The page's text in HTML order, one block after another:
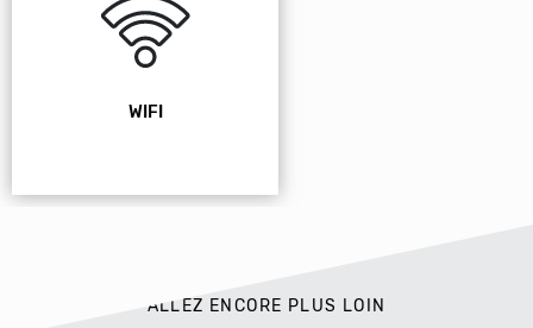
WIFI
ALLEZ ENCORE PLUS LOIN